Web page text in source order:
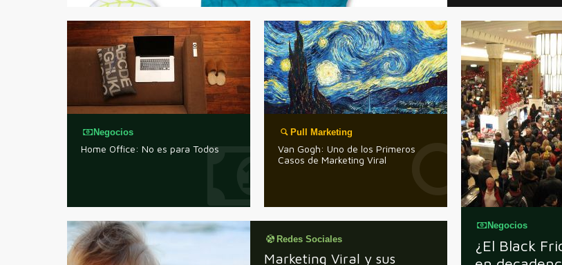
Negocios
Home Office: No es para Todos
Pull Marketing
Van Gogh: Uno de los Primeros
Casos de Marketing Viral
Redes Sociales
Marketing Viral y sus
Negocios
¿El Black